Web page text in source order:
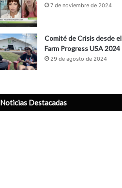
7 de noviembre de 2024
Comité de Crisis desde el
Farm Progress USA 2024
29 de agosto de 2024
Noticias Destacadas